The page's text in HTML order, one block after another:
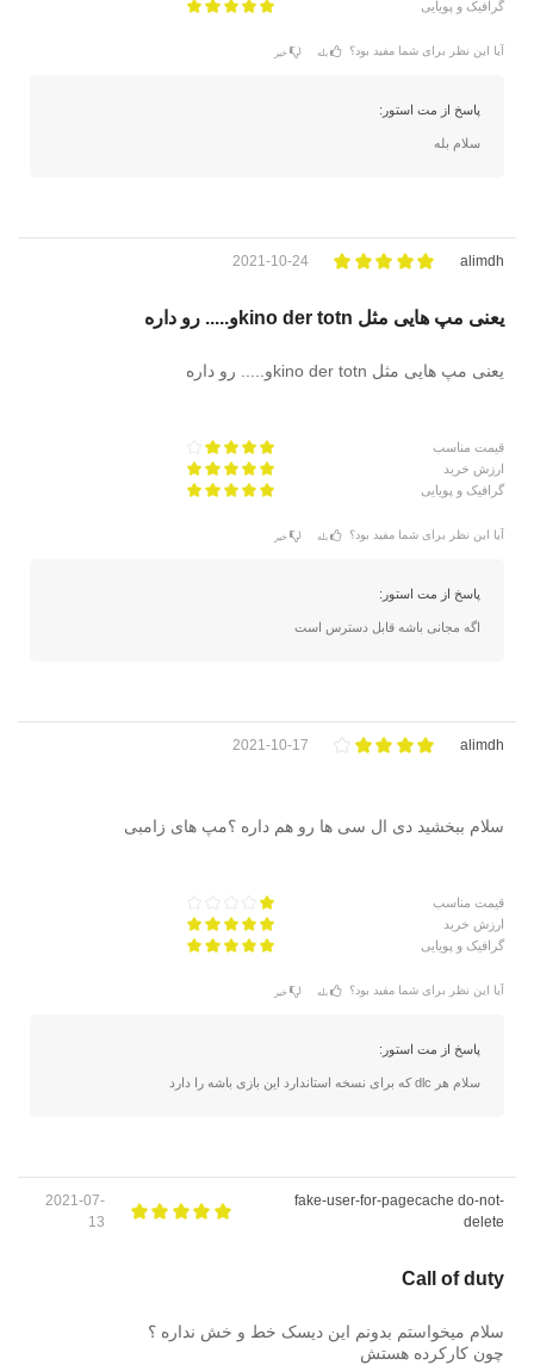
گرافیک و پویایی
آیا این نظر برای شما مفید بود؟ بله خیر
پاسخ از مت استور:
سلام بله
alimdh
2021-10-24
یعنی مپ هایی مثل kino der totnو..... رو داره
یعنی مپ هایی مثل kino der totnو..... رو داره
قیمت مناسب
ارزش خرید
گرافیک و پویایی
آیا این نظر برای شما مفید بود؟ بله خیر
پاسخ از مت استور:
اگه مجانی باشه قابل دسترس است
alimdh
2021-10-17
سلام ببخشید دی ال سی ها رو هم داره ؟مپ های زامبی
قیمت مناسب
ارزش خرید
گرافیک و پویایی
آیا این نظر برای شما مفید بود؟ بله خیر
پاسخ از مت استور:
سلام هر dlc که برای نسخه استاندارد این بازی باشه را دارد
fake-user-for-pagecache do-not-
delete
2021-07-
13
Call of duty
سلام میخواستم بدونم این دیسک خط و خش نداره ؟
چون کارکرده هستش